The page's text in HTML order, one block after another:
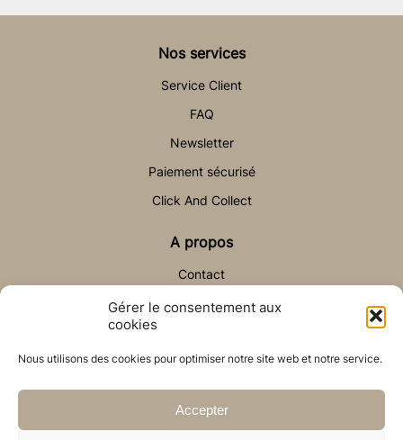
Gérer le consentement aux
cookies
Nous utilisons des cookies pour optimiser notre site web et notre service.
Accepter
Nos services
Service Client
FAQ
Newsletter
Paiement sécurisé
Click And Collect
A propos
Contact
Aide & Contact